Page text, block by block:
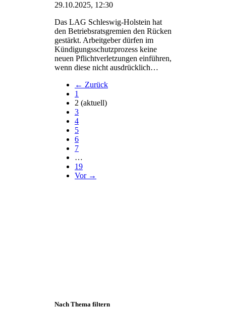
29.10.2025, 12:30
Das LAG Schleswig-Holstein hat
den Betriebsratsgremien den Rücken
gestärkt. Arbeitgeber dürfen im
Kündigungsschutzprozess keine
neuen Pflichtverletzungen einführen,
wenn diese nicht ausdrücklich…
← Zurück
1
2 (aktuell)
3
4
5
6
7
…
19
Vor →
Nach Thema filtern